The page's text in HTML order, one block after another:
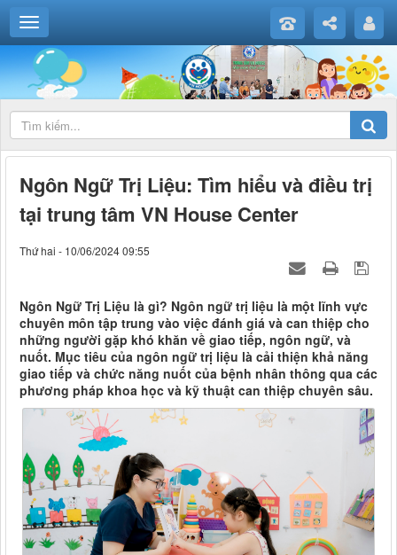
Ngôn Ngữ Trị Liệu: Tìm hiểu và điều trị
tại trung tâm VN House Center
Thứ hai - 10/06/2024 09:55
Ngôn Ngữ Trị Liệu là gì? Ngôn ngữ trị liệu là một lĩnh vực
chuyên môn tập trung vào việc đánh giá và can thiệp cho
những người gặp khó khăn về giao tiếp, ngôn ngữ, và
nuốt. Mục tiêu của ngôn ngữ trị liệu là cải thiện khả năng
giao tiếp và chức năng nuốt của bệnh nhân thông qua các
phương pháp khoa học và kỹ thuật can thiệp chuyên sâu.